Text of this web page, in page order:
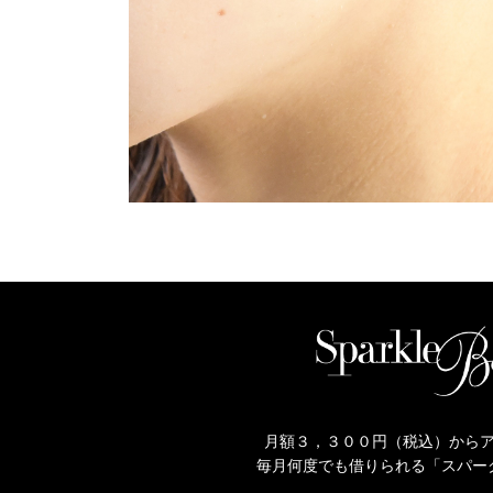
月額３，３００円（税込）から
毎月何度でも借りられる「スパー